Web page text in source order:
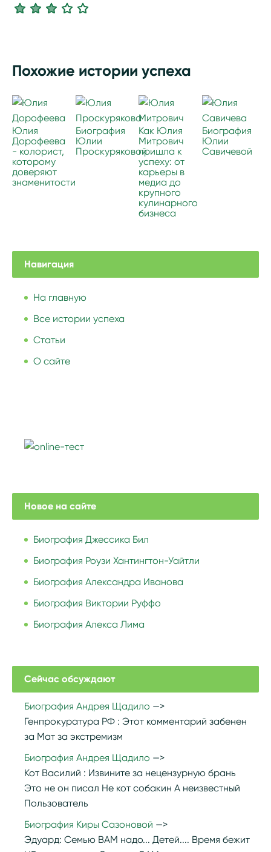
Похожие истории успеха
Юлия
Дорофеева
- колорист,
которому
доверяют
знаменитости
Биография
Юлии
Проскуряковой
Как Юлия
Митрович
пришла к
успеху: от
карьеры в
медиа до
крупного
кулинарного
бизнеса
Биография
Юлии
Савичевой
Навигация
На главную
Все истории успеха
Статьи
О сайте
Новое на сайте
Биография Джессика Бил
Биография Роузи Хантингтон-Уайтли
Биография Александра Иванова
Биография Виктории Руффо
Биография Алекса Лима
Сейчас обсуждают
Биография Андрея Щадило
Генпрокуратура РФ : Этот комментарий забенен
за Мат за экстремизм
Биография Андрея Щадило
Кот Василий : Извините за нецензурную брань
Это не он писал Не кот собакин А неизвестный
Пользователь
Биография Киры Сазоновой
Эдуард: Семью ВАМ надо... Детей.... Время бежит